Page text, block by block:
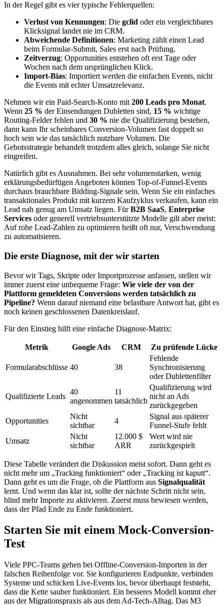
In der Regel gibt es vier typische Fehlerquellen:
Verlust von Kennungen: Die gclid oder ein vergleichbares
Klicksignal landet nie im CRM.
Abweichende Definitionen: Marketing zählt einen Lead
beim Formular-Submit, Sales erst nach Prüfung.
Zeitverzug: Opportunities entstehen oft erst Tage oder
Wochen nach dem ursprünglichen Klick.
Import-Bias: Importiert werden die einfachen Events, nicht
die Events mit echter Umsatzrelevanz.
Nehmen wir ein Paid-Search-Konto mit 200 Leads pro Monat.
Wenn 25 % der Einsendungen Dubletten sind, 15 % wichtige
Routing-Felder fehlen und 30 % nie die Qualifizierung bestehen,
dann kann Ihr scheinbares Conversion-Volumen fast doppelt so
hoch sein wie das tatsächlich nutzbare Volumen. Die
Gebotsstrategie behandelt trotzdem alles gleich, solange Sie nicht
eingreifen.
Natürlich gibt es Ausnahmen. Bei sehr volumenstarken, wenig
erklärungsbedürftigen Angeboten können Top-of-Funnel-Events
durchaus brauchbare Bidding-Signale sein. Wenn Sie ein einfaches
transaktionales Produkt mit kurzem Kaufzyklus verkaufen, kann ein
Lead nah genug am Umsatz liegen. FürB2B SaaS, Enterprise
Services oder generell vertriebsunterstützte Modelle gilt aber meist:
Auf rohe Lead-Zahlen zu optimieren heißt oft nur, Verschwendung
zu automatisieren.
Die erste Diagnose, mit der wir starten
Bevor wir Tags, Skripte oder Importprozesse anfassen, stellen wir
immer zuerst eine unbequeme Frage: Wie viele der von der
Plattform gemeldeten Conversions werden tatsächlich zu
Pipeline? Wenn darauf niemand eine belastbare Antwort hat, gibt es
noch keinen geschlossenen Datenkreislauf.
Für den Einstieg hilft eine einfache Diagnose-Matrix:
Metrik Google Ads CRM Zu prüfende Lücke
Formularabschlüsse 40 38
Fehlende
Synchronisierung
oder Dublettenfilter
Qualifizierte Leads
40
angenommen
11
tatsächlich
Qualifizierung wird
nicht an Ads
zurückgegeben
Opportunities
Nicht
sichtbar
4
Signal aus späterer
Funnel-Stufe fehlt
Umsatz
Nicht
sichtbar
12.000 $
ARR
Wert wird nie
zurückgespielt
Diese Tabelle verändert die Diskussion meist sofort. Dann geht es
nicht mehr um „Tracking funktioniert“ oder „Tracking ist kaputt“.
Dann geht es um die Frage, ob die Plattform aus Signalqualität
lernt. Und wenn das klar ist, sollte der nächste Schritt nicht sein,
blind mehr Importe zu aktivieren. Zuerst muss bewiesen werden,
dass der Pfad Ende zu Ende funktioniert.
Starten Sie mit einem Mock-Conversion-
Test
Viele PPC-Teams gehen bei Offline-Conversion-Importen in der
falschen Reihenfolge vor. Sie konfigurieren Endpunkte, verbinden
Systeme und schicken Live-Events los, bevor überhaupt feststeht,
dass die Kette sauber funktioniert. Ein besseres Modell kommt eher
aus der Migrationspraxis als aus dem Ad-Tech-Alltag. Das M3